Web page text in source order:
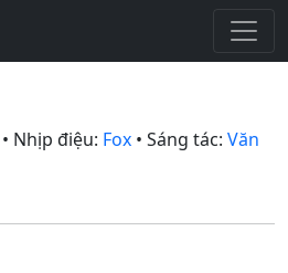
• Nhịp điệu: Fox • Sáng tác: Văn